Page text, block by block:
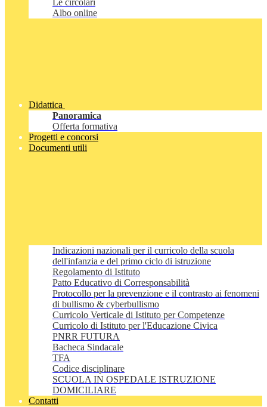
Le circolari
Albo online
Didattica
Panoramica
Offerta formativa
Progetti e concorsi
Documenti utili
Indicazioni nazionali per il curricolo della scuola
dell'infanzia e del primo ciclo di istruzione
Regolamento di Istituto
Patto Educativo di Corresponsabilità
Protocollo per la prevenzione e il contrasto ai fenomeni
di bullismo & cyberbullismo
Curricolo Verticale di Istituto per Competenze
Curricolo di Istituto per l'Educazione Civica
PNRR FUTURA
Bacheca Sindacale
TFA
Codice disciplinare
SCUOLA IN OSPEDALE ISTRUZIONE
DOMICILIARE
Contatti